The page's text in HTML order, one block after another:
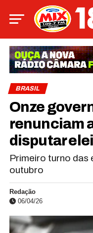
BRASIL
Onze
renunciam
disputar
Primeiro turno das
outubro
Redação
06/04/26